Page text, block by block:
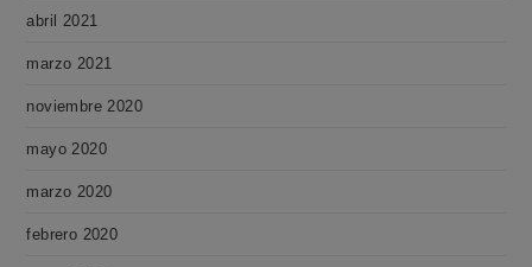
abril 2021
marzo 2021
noviembre 2020
mayo 2020
marzo 2020
febrero 2020